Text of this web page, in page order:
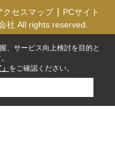
クセスマップ
PCサイト
社 All rights reserved.
、サービス向上検討を目的と
をご確認ください。